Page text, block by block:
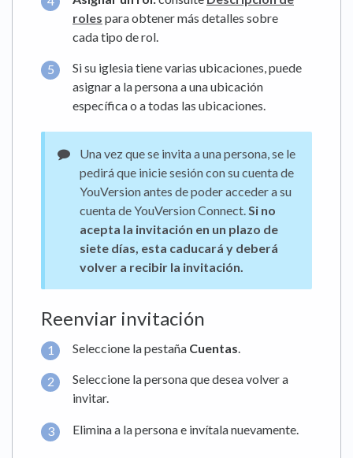
roles para obtener más detalles sobre
cada tipo de rol.
Si su iglesia tiene varias ubicaciones, puede
asignar a la persona a una ubicación
específica o a todas las ubicaciones.
Una vez que se invita a una persona, se le
pedirá que inicie sesión con su cuenta de
YouVersion antes de poder acceder a su
cuenta de YouVersion Connect.Si no
acepta la invitación en un plazo de
siete días, esta caducará y deberá
volver a recibir la invitación.
Reenviar invitación
Seleccione la pestaña Cuentas.
Seleccione la persona que desea volver a
invitar.
Elimina a la persona e invítala nuevamente.